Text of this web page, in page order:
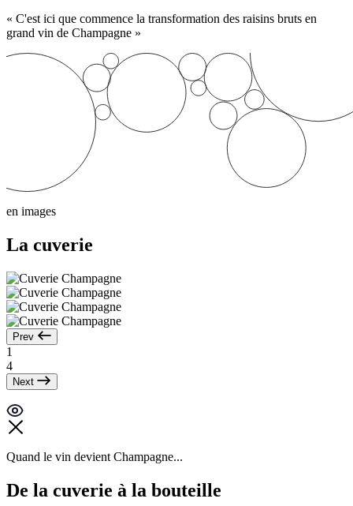
« C'est ici que commence la transformation des raisins bruts en
grand vin de Champagne »
en images
La cuverie
Prev
1
4
Next
Quand le vin devient Champagne...
De la cuverie à la bouteille